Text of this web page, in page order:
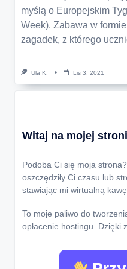
myślą o Europejskim
Week). Zabawa w
zagadek, z którego
Ula K. Lis 3, 2021
Witaj na mojej
Podoba Ci się moja
oszczędziły Ci czasu lub
stawiając mi wirtualną
To moje paliwo do
opłacenie hostingu. Dzięki